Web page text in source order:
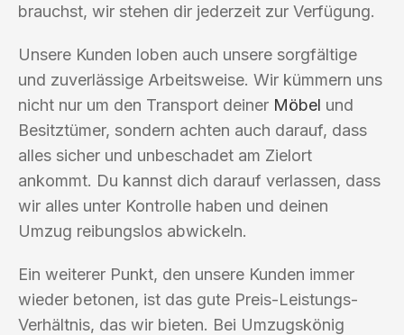
brauchst, wir stehen dir jederzeit zur Verfügung.
Unsere Kunden loben auch unsere sorgfältige
und zuverlässige Arbeitsweise. Wir kümmern uns
nicht nur um den Transport deiner Möbel und
Besitztümer, sondern achten auch darauf, dass
alles sicher und unbeschadet am Zielort
ankommt. Du kannst dich darauf verlassen, dass
wir alles unter Kontrolle haben und deinen
Umzug reibungslos abwickeln.
Ein weiterer Punkt, den unsere Kunden immer
wieder betonen, ist das gute Preis-Leistungs-
Verhältnis, das wir bieten. Bei Umzugskönig